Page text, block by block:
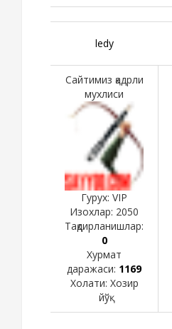
ledy
Сайтимиз қадрли
мухлиси
Гурух: VIP
Изохлар: 2050
Тақдирланишлар:
0
Хурмат
даражаси: 1169
Холати: Хозир
йўқ